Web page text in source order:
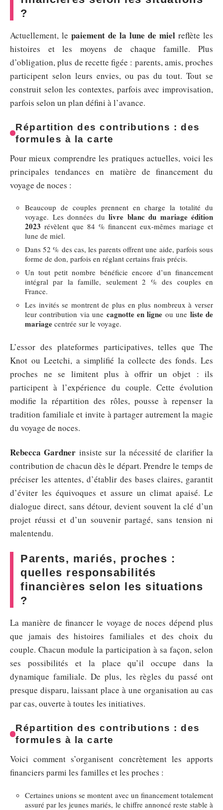
?
Actuellement, le paiement de la lune de miel reflète les
histoires et les moyens de chaque famille. Plus
d’obligation, plus de recette figée : parents, amis, proches
participent selon leurs envies, ou pas du tout. Tout se
construit selon les contextes, parfois avec improvisation,
parfois selon un plan défini à l’avance.
Répartition des contributions : des
formules à la carte
Pour mieux comprendre les pratiques actuelles, voici les
principales tendances en matière de financement du
voyage de noces :
Beaucoup de couples prennent en charge la totalité du
voyage. Les données du livre blanc du mariage édition
2023 révèlent que 84 % financent eux-mêmes mariage et
lune de miel.
Dans 52 % des cas, les parents offrent une aide, parfois sous
forme de don, parfois en réglant certains frais précis.
Un tout petit nombre bénéficie encore d’un financement
intégral par la famille, seulement 2 % des couples en
France.
Les invités se montrent de plus en plus nombreux à verser
leur contribution via une cagnotte en ligne ou une liste de
mariage centrée sur le voyage.
L’essor des plateformes participatives, telles que The
Knot ou Leetchi, a simplifié la collecte des fonds. Les
proches ne se limitent plus à offrir un objet : ils
participent à l’expérience du couple. Cette évolution
modifie la répartition des rôles, pousse à repenser la
tradition familiale et invite à partager autrement la magie
du voyage de noces.
Rebecca Gardner insiste sur la nécessité de clarifier la
contribution de chacun dès le départ. Prendre le temps de
préciser les attentes, d’établir des bases claires, garantit
d’éviter les équivoques et assure un climat apaisé. Le
dialogue direct, sans détour, devient souvent la clé d’un
projet réussi et d’un souvenir partagé, sans tension ni
malentendu.
Parents, mariés, proches :
quelles responsabilités
financières selon les situations
?
La manière de financer le voyage de noces dépend plus
que jamais des histoires familiales et des choix du
couple. Chacun module la participation à sa façon, selon
ses possibilités et la place qu’il occupe dans la
dynamique familiale. De plus, les règles du passé ont
presque disparu, laissant place à une organisation au cas
par cas, ouverte à toutes les initiatives.
Répartition des contributions : des
formules à la carte
Voici comment s’organisent concrètement les apports
financiers parmi les familles et les proches :
Certaines unions se montent avec un financement totalement
assuré par les jeunes mariés, le chiffre annoncé reste stable à